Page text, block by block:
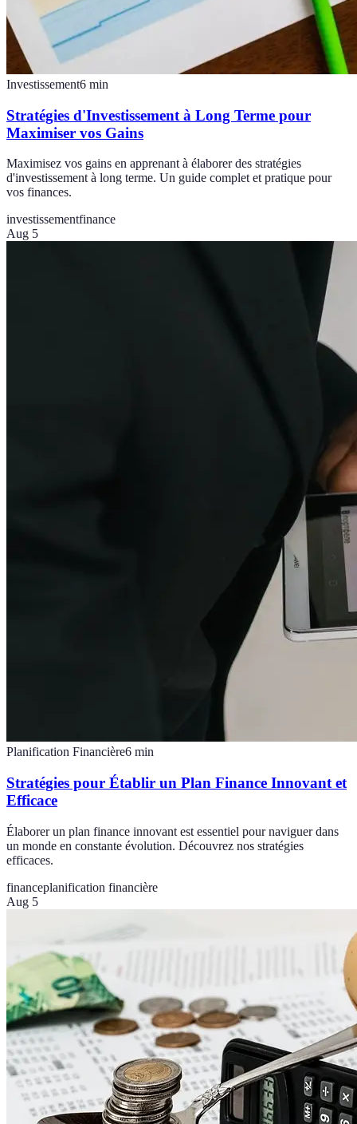
Investissement6 min
Stratégies d'Investissement à Long Terme pour
Maximiser vos Gains
Maximisez vos gains en apprenant à élaborer des stratégies
d'investissement à long terme. Un guide complet et pratique pour
vos finances.
investissementfinance
Aug 5
Planification Financière6 min
Stratégies pour Établir un Plan Finance Innovant et
Efficace
Élaborer un plan finance innovant est essentiel pour naviguer dans
un monde en constante évolution. Découvrez nos stratégies
efficaces.
financeplanification financière
Aug 5